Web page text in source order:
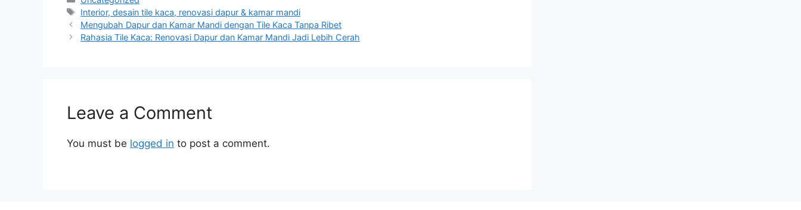
Tags
Interior, desain tile kaca, renovasi dapur & kamar mandi
Mengubah Dapur dan Kamar Mandi dengan Tile Kaca Tanpa Ribet
Rahasia Tile Kaca: Renovasi Dapur dan Kamar Mandi Jadi Lebih Cerah
Leave a Comment
You must be logged in to post a comment.